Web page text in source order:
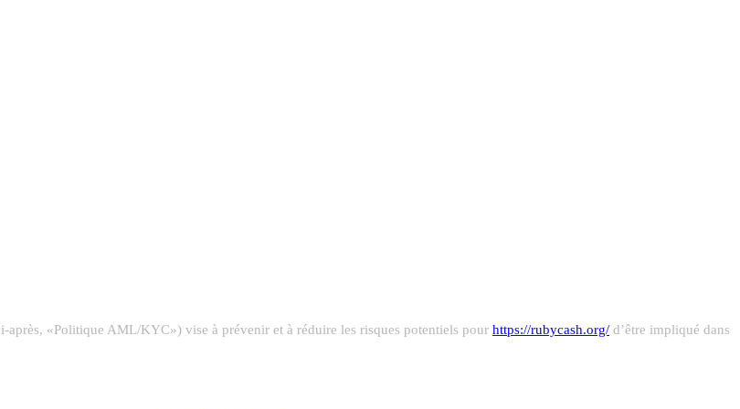
«Politique AML/KYC») vise à prévenir et à réduire les risques potentiels pour https://rubycash.org/ d’être impliqué dans